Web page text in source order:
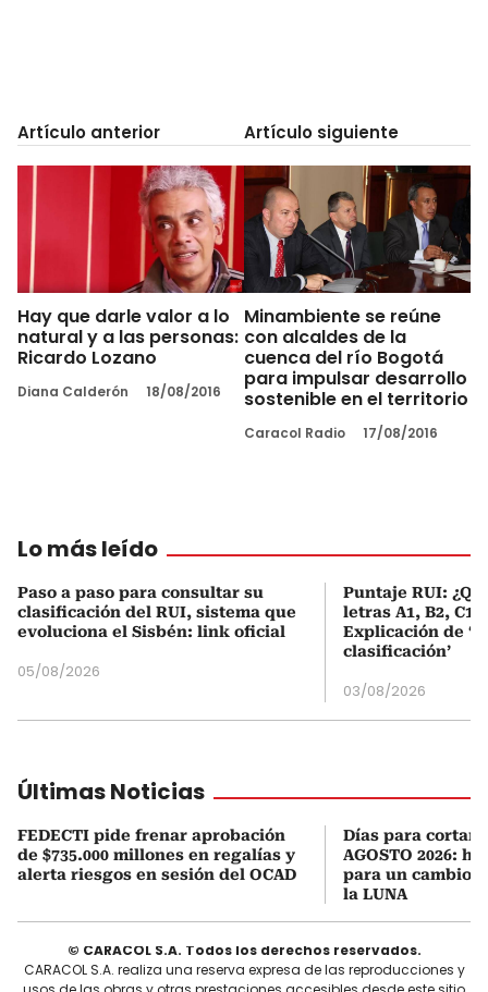
Artículo anterior
Hay que darle valor a lo
natural y a las personas:
Ricardo Lozano
Diana Calderón 18/08/2016
Artículo siguiente
Minambiente se reúne
con alcaldes de la
cuenca del río Bogotá
para impulsar desarrollo
sostenible en el territorio
Caracol Radio 17/08/2016
Lo más leído
Paso a paso para consultar su
clasificación del RUI, sistema que
evoluciona el Sisbén: link oficial
05/08/2026
Puntaje RUI:
letras A1, B2, C1
Explicación de
clasificación’
03/08/2026
Últimas Noticias
FEDECTI pide frenar aprobación
de $735.000 millones en regalías y
alerta riesgos en sesión del OCAD
Días para
AGOSTO 2026:
para un cambio
la LUNA
© CARACOL S.A. Todos los derechos reservados.
CARACOL S.A. realiza una reserva expresa de las reproducciones y